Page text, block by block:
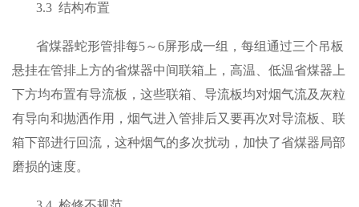
3.3 结构布置
省煤器蛇形管排每5～6屏形成一组，每组通过三个吊板
悬挂在管排上方的省煤器中间联箱上，高温、低温省煤器上
下方均布置有导流板，这些联箱、导流板均对烟气流及灰粒
有导向和抛洒作用，烟气进入管排后又要再次对导流板、联
箱下部进行回流，这种烟气的多次扰动，加快了省煤器局部
磨损的速度。